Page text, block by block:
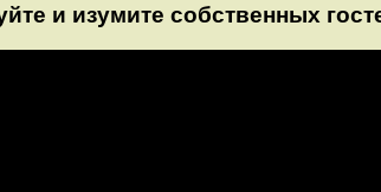
и изумите собственных